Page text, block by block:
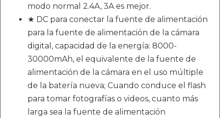
modo normal 2.4A, 3A es mejor.
★ DC para conectar la fuente de alimentación
para la fuente de alimentación de la cámara
digital, capacidad de la energía: 8000-
30000mAh, el equivalente de la fuente de
alimentación de la cámara en el uso múltiple
de la batería nueva; Cuando conduce el flash
para tomar fotografías o videos, cuanto más
larga sea la fuente de alimentación